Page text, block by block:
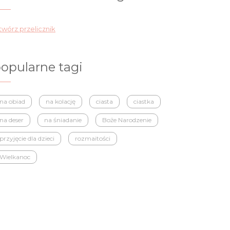
przelicznik
tagi
na obiad na kolację ciasta ciastka
na deser na śniadanie Boże Narodzenie
przyjęcie dla dzieci rozmaitości
Wielkanoc